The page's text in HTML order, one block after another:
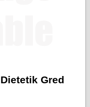
Gred